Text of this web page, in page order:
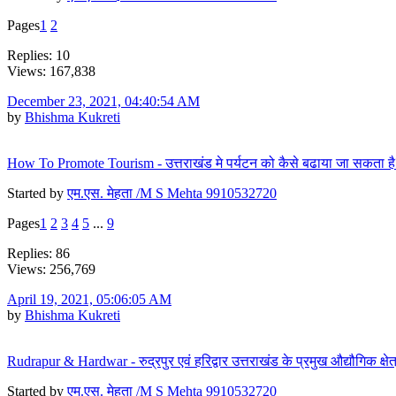
Pages1 2
Replies: 10
Views: 167,838
December 23, 2021, 04:40:54 AM
by Bhishma Kukreti
How To Promote Tourism - उत्तराखंड मे पर्यटन को कैसे बढाया जा सकता
Started byएम.एस. मेहता /M S Mehta 9910532720
Pages1 2 3 4 5 ... 9
Replies: 86
Views: 256,769
April 19, 2021, 05:06:05 AM
by Bhishma Kukreti
Rudrapur & Hardwar - रुद्रपुर एवं हरिद्वार उत्तराखंड के प्रमुख औद्यौगिक
Started byएम.एस. मेहता /M S Mehta 9910532720